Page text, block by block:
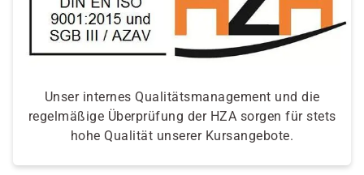
Unser internes Qualitätsmanagement und die
regelmäßige Überprüfung der HZA sorgen für stets
hohe Qualität unserer Kursangebote.